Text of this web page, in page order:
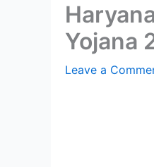
Yojana
Leave a